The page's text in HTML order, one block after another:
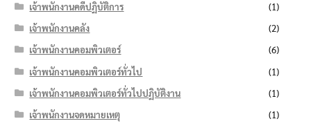
เจ้าพนักงานคดีปฏิบัติการ
(1)
เจ้าพนักงานคลัง
(2)
เจ้าพนักงานคอมพิวเตอร์
(6)
เจ้าพนักงานคอมพิวเตอร์ทั่วไป
(1)
เจ้าพนักงานคอมพิวเตอร์ทั่วไปปฏิบัติงาน
(1)
เจ้าพนักงานจดหมายเหตุ
(1)